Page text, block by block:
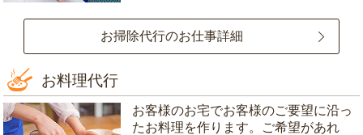
お掃除代行のお仕事詳細
お料理代行
お客様のお宅でお客様のご要望に沿っ
たお料理を作ります。ご希望があれ